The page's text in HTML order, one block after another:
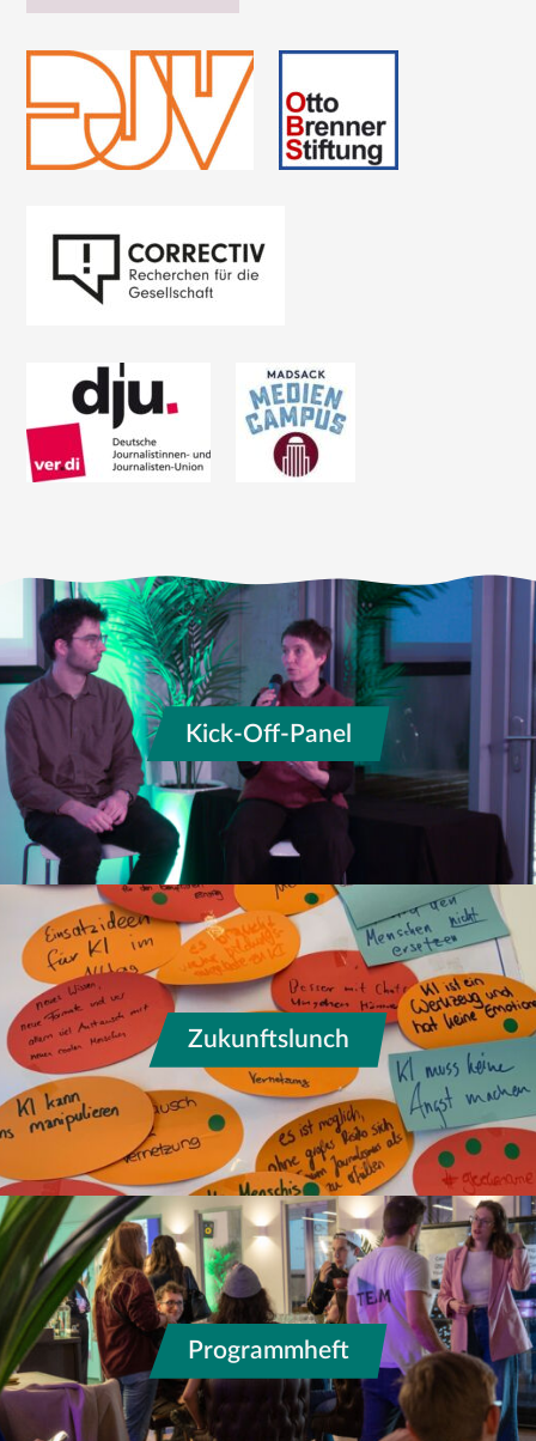
Kick-Off-Panel
Zukunftslunch
Programmheft